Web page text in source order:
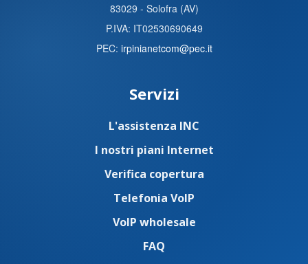
83029 - Solofra (AV)
P.IVA: IT02530690649
PEC: irpinianetcom@pec.it
Servizi
L'assistenza INC
I nostri piani Internet
Verifica copertura
Telefonia VoIP
VoIP wholesale
FAQ